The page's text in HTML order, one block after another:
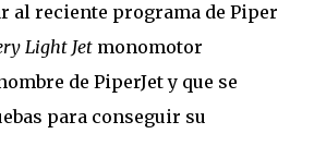
al reciente programa de Piper
Light Jet monomotor
de PiperJet y que se
para conseguir su